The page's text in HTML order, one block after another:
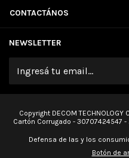
CONTACTÁNOS
NEWSLETTER
Copyright DECOM
Cartón Corrugado - 30707424547
Defensa de las y los
Botón de